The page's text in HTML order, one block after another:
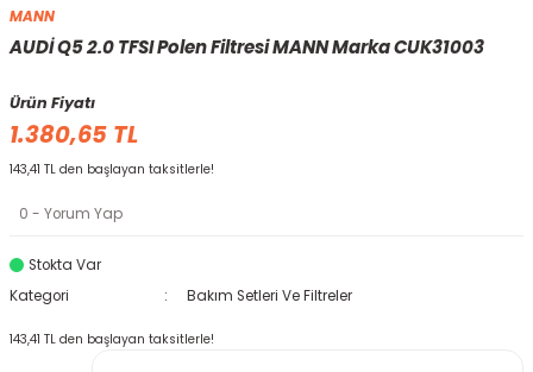
MANN
AUDİ Q5 2.0 TFSI Polen Filtresi MANN Marka CUK31003
Ürün Fiyatı
1.380,65 TL
143,41 TL den başlayan taksitlerle!
0 - Yorum Yap
Stokta Var
Kategori
Bakım Setleri Ve Filtreler
143,41 TL den başlayan taksitlerle!